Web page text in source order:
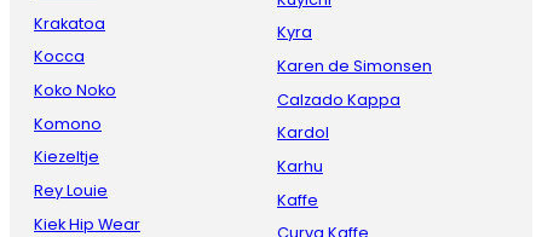
Krakatoa
Kocca
Koko Noko
Komono
Kiezeltje
Rey Louie
Kiek Hip Wear
Kyra
Karen de Simonsen
Calzado Kappa
Kardol
Karhu
Kaffe